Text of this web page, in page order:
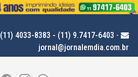
(11) 4033-8383 - (11) 9.7417-6403 -
jornal@jornalemdia.com.br